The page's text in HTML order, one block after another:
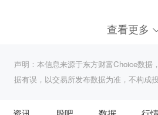
查看更多
声明：本信息来源于东方财富Choice数据
据有误，以交易所发布数据为准，不构成投